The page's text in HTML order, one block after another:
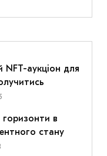
NFT-аукціон для
горизонти в
стану